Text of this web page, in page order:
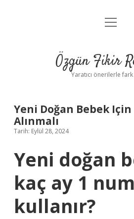
Gizlilik
Yasal Uyarı
menüyü
Özgün Fikir
Yaratıcı önerilerle
Yeni Doğan Bebek
Alınmalı
Tarih: Eylül 28, 2024
Yeni doğan
kaç ay 1
kullanır?